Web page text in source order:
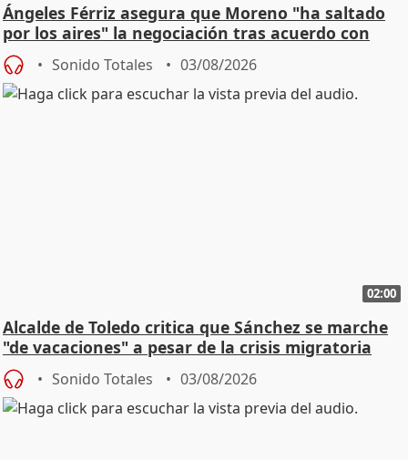
Ángeles Férriz asegura que Moreno "ha saltado
por los aires" la negociación tras acuerdo con
SMA
Sonido Totales 03/08/2026
02:00
Alcalde de Toledo critica que Sánchez se marche
"de vacaciones" a pesar de la crisis migratoria
Sonido Totales 03/08/2026